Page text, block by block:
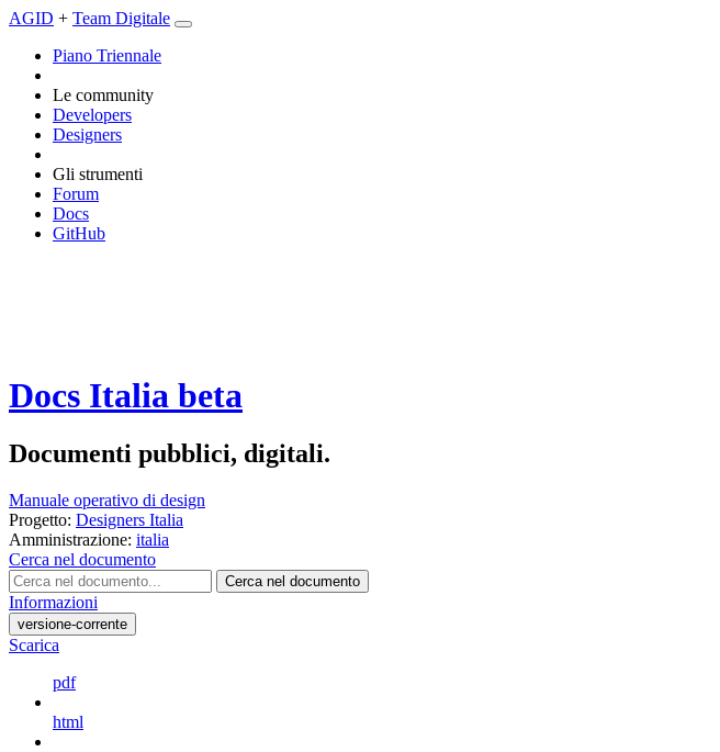
AGID + Team Digitale
Piano Triennale
Le community
Developers
Designers
Gli strumenti
Forum
Docs
GitHub
Docs Italia beta
Documenti pubblici, digitali.
Manuale operativo di design
Progetto: Designers Italia
Amministrazione: italia
Cerca nel documento
Cerca nel documento
Informazioni
versione-corrente
Scarica
pdf
html